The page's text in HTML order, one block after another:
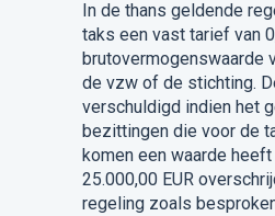
In de thans geldende
taks een vast tarief van
brutovermogenswaarde
de vzw of de stichting.
verschuldigd indien het
bezittingen die voor de
komen een waarde
25.000,00 EUR
regeling zoals